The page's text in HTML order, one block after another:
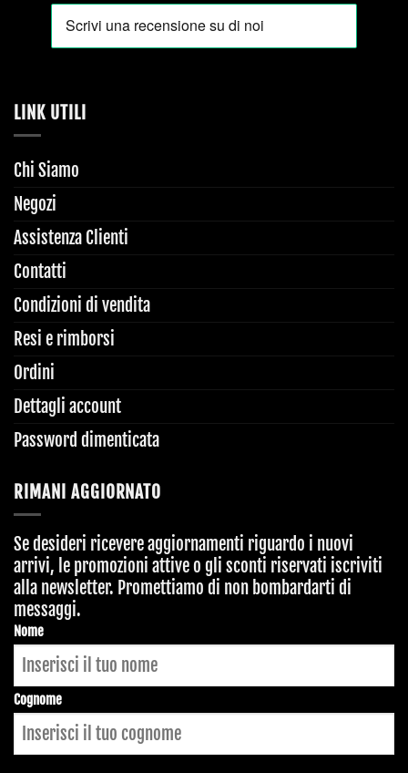
LINK UTILI
Chi Siamo
Negozi
Assistenza Clienti
Contatti
Condizioni di vendita
Resi e rimborsi
Ordini
Dettagli account
Password dimenticata
RIMANI AGGIORNATO
Se desideri ricevere aggiornamenti riguardo i nuovi
arrivi, le promozioni attive o gli sconti riservati iscriviti
alla newsletter. Promettiamo di non bombardarti di
messaggi.
Nome
Cognome